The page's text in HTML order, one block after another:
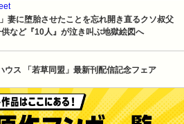
妻に堕胎させたことを忘れ開き直るクソ叔父
など『10人』が泣き叫ぶ地獄絵図へ
ス 「若草同盟」最新刊配信記念フェア